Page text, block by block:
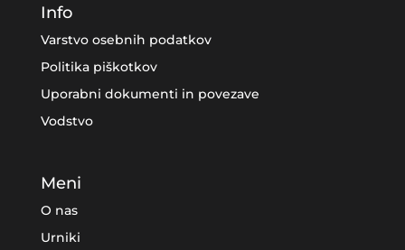
Info
Varstvo osebnih podatkov
Politika piškotkov
Uporabni dokumenti in povezave
Vodstvo
Meni
O nas
Urniki